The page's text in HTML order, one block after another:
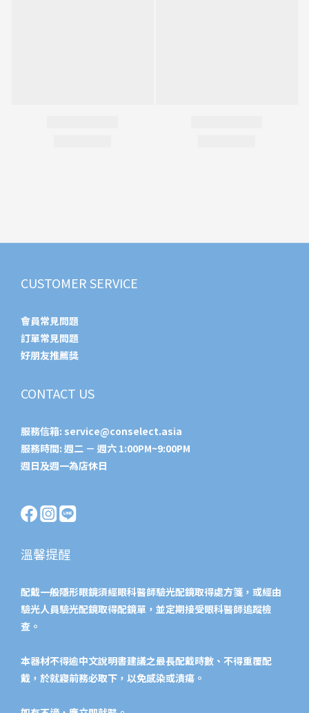
CUSTOMER SERVICE
會員常見問題
訂單常見問題
好朋友推薦獎
CONTACT US
服務信箱: service@conselect.asia
服務時間: 週二 － 週六 1:00PM~9:00PM
週日及週一為店休日
溫馨提醒
配戴一般隱形眼鏡須經眼科醫師驗光配鏡取得處方箋，或經由
驗光人員驗光配鏡取得配鏡單，並定期接受眼科醫師追蹤檢
查。
本器材不得逾中文說明書建議之最長配戴時數、不得重覆配
戴，於就寢前務必取下，以免感染或潰瘍。